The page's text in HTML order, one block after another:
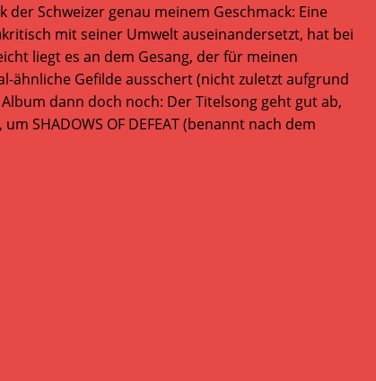
der Schweizer genau meinem Geschmack: Eine
mit seiner Umwelt auseinandersetzt, hat bei
liegt es an dem Gesang, der für meinen
ähnliche Gefilde ausschert (nicht zuletzt aufgrund
dann doch noch: Der Titelsong geht gut ab,
SHADOWS OF DEFEAT (benannt nach dem